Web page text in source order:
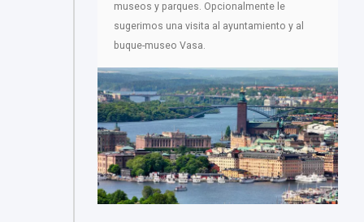
museos y parques. Opcionalmente le
sugerimos una visita al ayuntamiento y al
buque-museo Vasa.